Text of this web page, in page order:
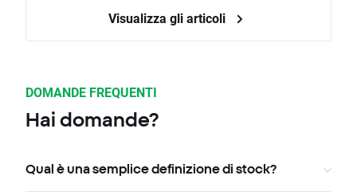
Visualizza gli articoli
DOMANDE FREQUENTI
Hai domande?
Qual è una semplice definizione di stock?